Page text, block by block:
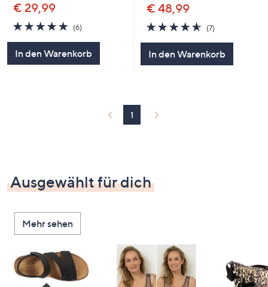
€ 29,99
5.0
von
(6)6
In den Warenkorb
€ 48,99
4.6
von
(7)7
In den Warenkorb
1
Ausgewählt für dich
Mehr sehen